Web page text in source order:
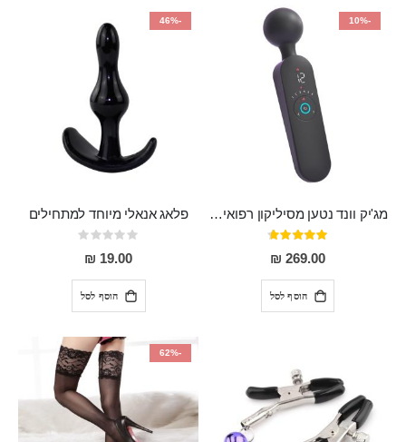
-10%
מג'יק וונד נטען מסיליקון רפואי חזק בעל 12 מצבי רטט ו6 מהירויות שונות ROMI
דירוג:
93%
269.00 ₪
הוסף לסל
-46%
פלאג אנאלי מיוחד למתחילים
Rating:
0%
19.00 ₪
הוסף לסל
-62%